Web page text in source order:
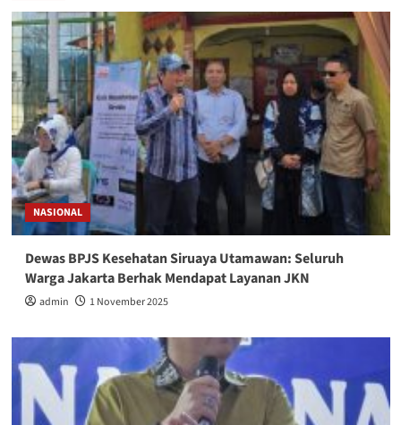
NASIONAL
Dewas BPJS Kesehatan Siruaya Utamawan: Seluruh
Warga Jakarta Berhak Mendapat Layanan JKN
admin 1 November 2025